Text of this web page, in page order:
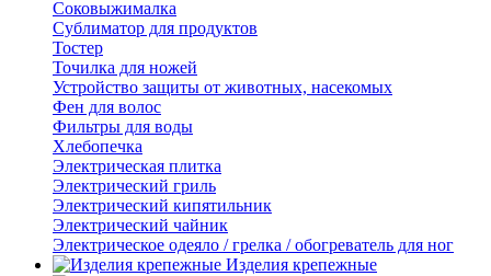
Соковыжималка
Сублиматор для продуктов
Тостер
Точилка для ножей
Устройство защиты от животных, насекомых
Фен для волос
Фильтры для воды
Хлебопечка
Электрическая плитка
Электрический гриль
Электрический кипятильник
Электрический чайник
Электрическое одеяло / грелка / обогреватель для ног
Изделия крепежные